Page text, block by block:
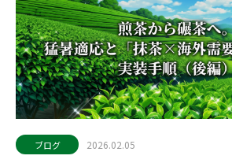
ブログ 2026.02.05